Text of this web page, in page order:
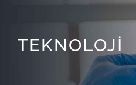
TEKNOLOJİ